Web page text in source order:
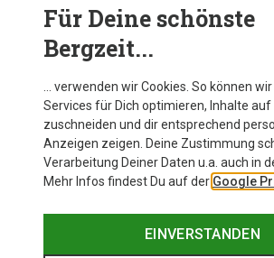
Du sparst 10%
Für Deine schönste
Bergzeit...
… verwenden wir Cookies. So können
Services für Dich optimieren, Inhalte auf
zuschneiden und dir entsprechend
Anzeigen zeigen. Deine Zustimmung
Verarbeitung Deiner Daten u.a. auch in
Mehr Infos findest Du auf der Google
EINVERSTANDEN